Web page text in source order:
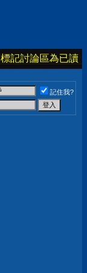
標記討論區為已讀
記住我?